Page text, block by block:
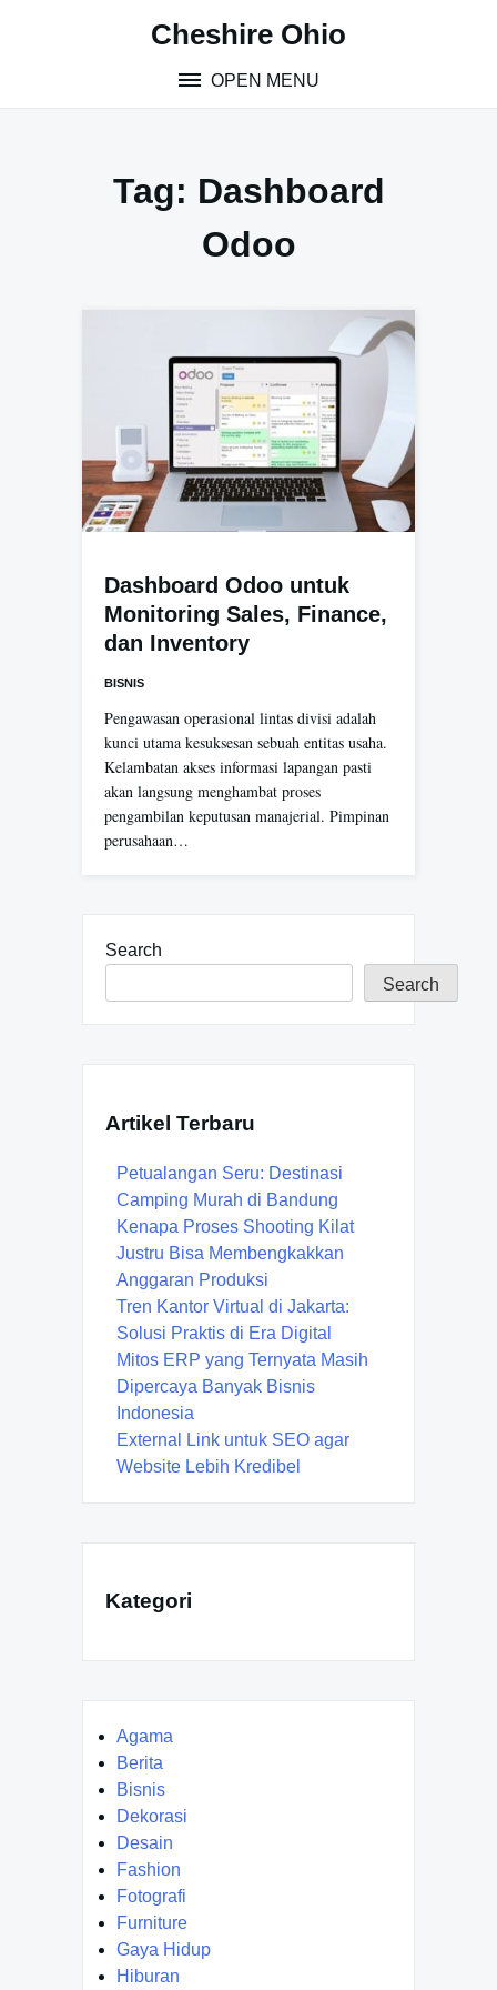
Cheshire Ohio
OPEN MENU
Tag: Dashboard
Odoo
Dashboard Odoo untuk
Monitoring Sales, Finance,
dan Inventory
BISNIS
Pengawasan operasional lintas divisi adalah
kunci utama kesuksesan sebuah entitas usaha.
Kelambatan akses informasi lapangan pasti
akan langsung menghambat proses
pengambilan keputusan manajerial. Pimpinan
perusahaan…
Search
Search
Artikel Terbaru
Petualangan Seru: Destinasi
Camping Murah di Bandung
Kenapa Proses Shooting Kilat
Justru Bisa Membengkakkan
Anggaran Produksi
Tren Kantor Virtual di Jakarta:
Solusi Praktis di Era Digital
Mitos ERP yang Ternyata Masih
Dipercaya Banyak Bisnis
Indonesia
External Link untuk SEO agar
Website Lebih Kredibel
Kategori
Agama
Berita
Bisnis
Dekorasi
Desain
Fashion
Fotografi
Furniture
Gaya Hidup
Hiburan